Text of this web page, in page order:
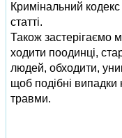
Кримінальний кодекс
статті.
Також застерігаємо
ходити поодинці,
людей, обходити,
щоб подібні випадки
травми.